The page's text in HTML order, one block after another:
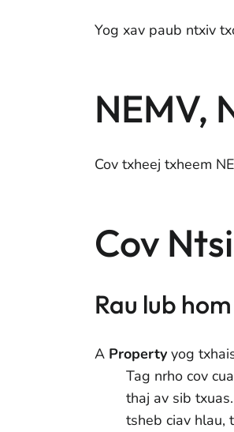
Yog xav paub ntxiv
NEMV,
Cov txheej txheem
Cov
Rau lub
A Property yog
Tag nrho cov
thaj av sib
tsheb ciav hlau,